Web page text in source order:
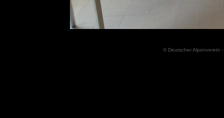
© Deutscher Alpenverein